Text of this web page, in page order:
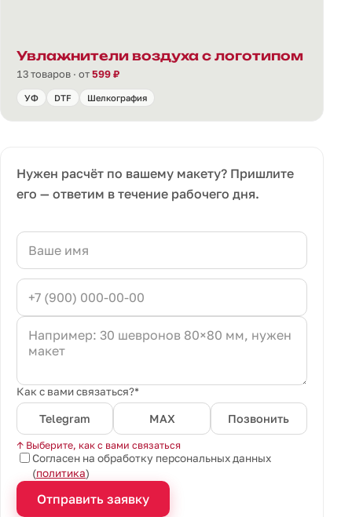
Увлажнители воздуха с логотипом
13 товаров · от599 ₽
УФ DTF Шелкография
Нужен расчёт по вашему макету? Пришлите
его — ответим в течение рабочего дня.
Как с вами связаться?*
Telegram MAX Позвонить
↑ Выберите, как с вами связаться
Согласен на обработку персональных данных
(политика)
Отправить заявку